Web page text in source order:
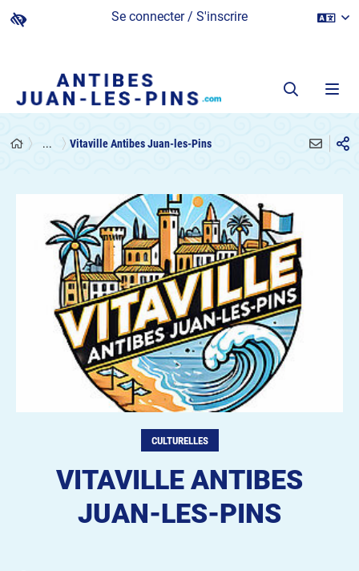
Se connecter / S'inscrire
... Vitaville Antibes Juan-les-Pins
CULTURELLES
VITAVILLE ANTIBES
JUAN-LES-PINS